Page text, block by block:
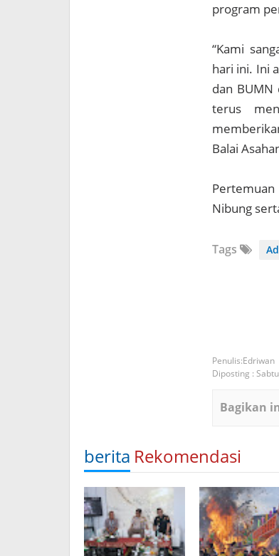
program
“Kami
hari ini. Ini
dan
terus
Balai
Nibung
Tags
Edriwan
Diposting :
Bagikan
berita Rekomendasi